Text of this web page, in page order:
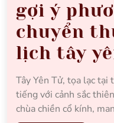
gợi ý
chuyển
lịch tây
Tây Yên Tử, tọa lạc tại
tiếng với cảnh sắc
chùa chiền cổ kính,